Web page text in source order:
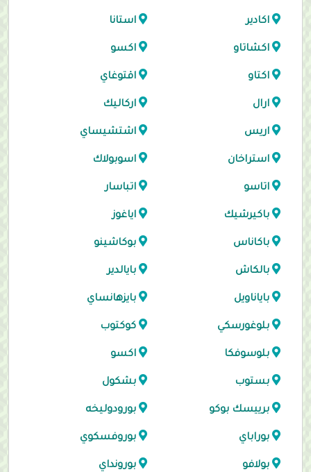
اكادير استانا
اكشاتاو اكسو
اكتاو اقتوغاي
ارال اركاليك
اريس اشتشيساي
استراخان اسوبولاك
اتاسو اتباسار
باكيرشيك اياغوز
باكاناس بوكاشينو
بالكاش بايالدير
باياناويل بايزهانساي
بلوغورسكي كوكتوب
بلوسوفكا اكسو
بستوب بشكول
برييسك بوكو بورودوليخه
بوراباي بوروفسكوي
بولافو بورونداي